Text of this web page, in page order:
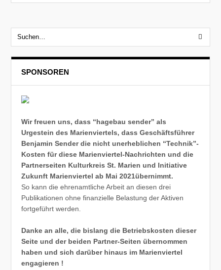
SPONSOREN
Wir freuen uns, dass “hagebau sender” als
Urgestein des Marienviertels, dass Geschäftsführer
Benjamin Sender die nicht unerheblichen “Technik”-
Kosten für diese Marienviertel-Nachrichten und die
Partnerseiten Kulturkreis St. Marien und Initiative
Zukunft Marienviertel ab Mai 2021übernimmt.
So kann die ehrenamtliche Arbeit an diesen drei
Publikationen ohne finanzielle Belastung der Aktiven
fortgeführt werden.
Danke an alle, die bislang die Betriebskosten dieser
Seite und der beiden Partner-Seiten übernommen
haben und sich darüber hinaus im Marienviertel
engagieren !